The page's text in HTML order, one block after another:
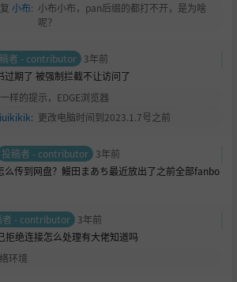
小布: 小布小布，pan后缀的都打不开，是为啥
呢？
者 - contributor 3年前
过期了 被强制拦截不让访问了
样的提示，EDGE浏览器
: 更改电脑时间到2023.1.7号之前
投稿者 - contributor 3年前
么传到网盘？鰻田まあち最近放出了之前全部fanbo
者 - contributor 3年前
拒绝连接怎么处理有大佬知道吗
环境